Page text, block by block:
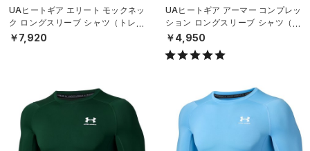
UAヒートギア エリート モックネッ
ク ロングスリーブ シャツ（トレー
ニング/MEN）
￥7,920
UAヒートギア アーマー コンプレッ
ション ロングスリーブ シャツ（ト
レーニング/MEN）
￥4,950